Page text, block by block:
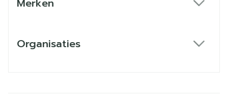
Merken
Organisaties